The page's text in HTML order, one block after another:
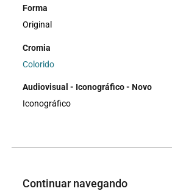
Forma
Original
Cromia
Colorido
Audiovisual - Iconográfico - Novo
Iconográfico
Continuar navegando